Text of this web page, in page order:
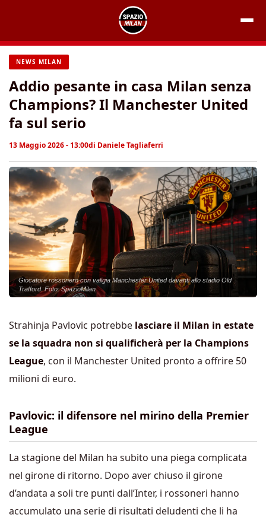
contenuto
NEWS MILAN
Addio pesante in casa Milan senza
Champions? Il Manchester United
fa sul serio
13 Maggio 2026 - 13:00di Daniele Tagliaferri
Giocatore rossonero con valigia Manchester United davanti allo stadio Old
Trafford. Foto: SpazioMilan
Strahinja Pavlovic potrebbe lasciare il Milan in estate
se la squadra non si qualificherà per la Champions
League, con il Manchester United pronto a offrire 50
milioni di euro.
Pavlovic: il difensore nel mirino della Premier
League
La stagione del Milan ha subito una piega complicata
nel girone di ritorno. Dopo aver chiuso il girone
d’andata a soli tre punti dall’Inter, i rossoneri hanno
accumulato una serie di risultati deludenti che li ha